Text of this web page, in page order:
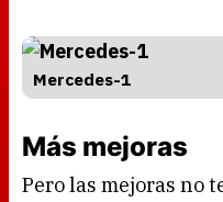
Mercedes-1
Más mejoras
Pero las mejoras no